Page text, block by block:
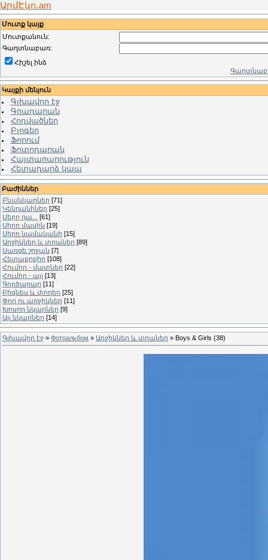
ԱրմԷկո.am
Մուտք կայք
Մուտքանուն:
Գաղտնաբառ:
Հիշել ինձ
Կայքի մենյուն
Գլխավոր էջ
Գրադարան
Հոդվածներ
Բլոգեր
Ֆորում
Ֆոտոդարան
Հայտարարություն
Հետադարձ կապ
Բաժիններ
Բնանկարներ [71]
Կենդանիներ [25]
Սերը դա...
[61]
Սիրո մասին [19]
Սիրո նամականի [15]
Աղջիկներ և տղաներ [89]
Սառցե շրջան [7]
Հետաքրքիր [108]
Հումոր - մատներ [22]
Հումոր - այլ [13]
Գործարար [11]
Բիզնես և փողեր [25]
Փող ու աղջիկներ [11]
Խոսող նկարներ [9]
Այլ նկարներ [14]
Գլխավոր էջ » Фотоальбом » Աղջիկներ և տղաներ » Boys & Girls (38)